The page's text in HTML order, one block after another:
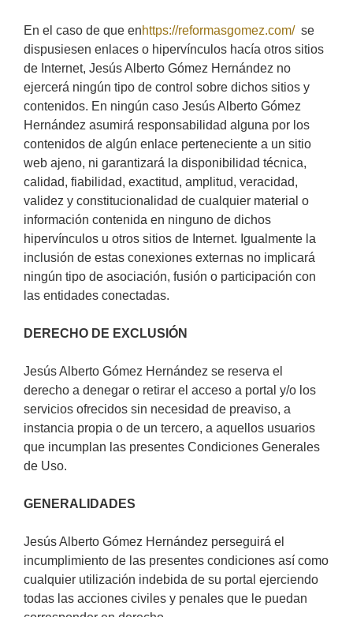
En el caso de que enhttps://reformasgomez.com/se
dispusiesen enlaces o hipervínculos hacía otros sitios
de Internet, Jesús Alberto Gómez Hernández no
ejercerá ningún tipo de control sobre dichos sitios y
contenidos. En ningún caso Jesús Alberto Gómez
Hernández asumirá responsabilidad alguna por los
contenidos de algún enlace perteneciente a un sitio
web ajeno, ni garantizará la disponibilidad técnica,
calidad, fiabilidad, exactitud, amplitud, veracidad,
validez y constitucionalidad de cualquier material o
información contenida en ninguno de dichos
hipervínculos u otros sitios de Internet. Igualmente la
inclusión de estas conexiones externas no implicará
ningún tipo de asociación, fusión o participación con
las entidades conectadas.
DERECHO DE EXCLUSIÓN
Jesús Alberto Gómez Hernández se reserva el
derecho a denegar o retirar el acceso a portal y/o los
servicios ofrecidos sin necesidad de preaviso, a
instancia propia o de un tercero, a aquellos usuarios
que incumplan las presentes Condiciones Generales
de Uso.
GENERALIDADES
Jesús Alberto Gómez Hernández perseguirá el
incumplimiento de las presentes condiciones así como
cualquier utilización indebida de su portal ejerciendo
todas las acciones civiles y penales que le puedan